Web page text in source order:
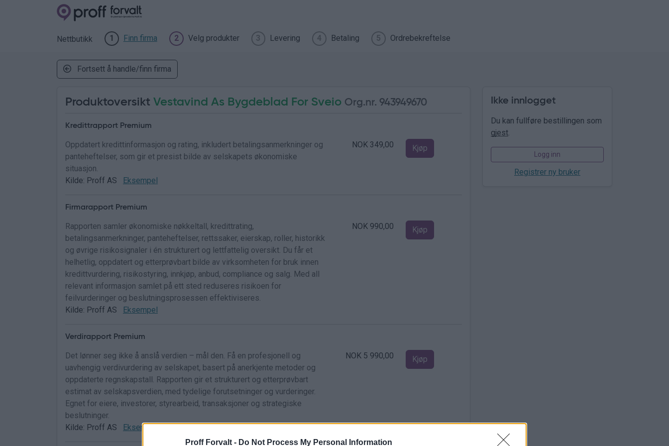
Proff Forvalt - Do Not Process My Personal Information
Nettbutikk 1 Finn firma 2 Velg produkter 3 Levering 4 Betaling 5 Ordrebekreftelse
Fortsett å handle/finn firma
Produktoversikt Vestavind As Bygdeblad For Sveio Org.nr. 943949670
Kredittrapport Premium
Oppdatert kredittinformasjon og rating, inkludert betalingsanmerkninger og
panteheftelser, som gir et presist bilde av selskapets økonomiske
situasjon.
Kilde: Proff AS
Eksempel
NOK 349,00 Kjøp
Firmarapport Premium
Rapporten samler økonomiske nøkkeltall, kredittrating,
betalingsanmerkninger, panteheftelser, rettssaker, eierskap, roller, historikk
og øvrige risikosignaler i én strukturert og lettfattelig oversikt. Du får et
helhetlig, oppdatert og etterprøvbart bilde av virksomheten for bruk innen
kredittvurdering, risikostyring, innkjøp, anbud, compliance og salg. Med all
relevant informasjon samlet på ett sted reduseres risikoen for
feilvurderinger og beslutningsprosessen effektiviseres.
Kilde: Proff AS
Eksempel
NOK 990,00 Kjøp
Verdirapport Premium
Det lønner seg ikke å anslå verdien – mål den. Få en profesjonell og
uavhengig verdivurdering av selskapet, basert på anerkjente metoder og
oppdaterte regnskapstall. Rapporten gir et strukturert og etterprøvbart
estimat av selskapsverdien, med tydelige forutsetninger og vurderinger.
Egnet for eiere, investorer, styrearbeid, transaksjoner og strategiske
beslutninger.
Kilde: Proff AS
Eksempel
NOK 5 990,00 Kjøp
Ikke innlogget
Du kan fullføre bestillingen som
gjest
Logg inn
Registrer ny bruker